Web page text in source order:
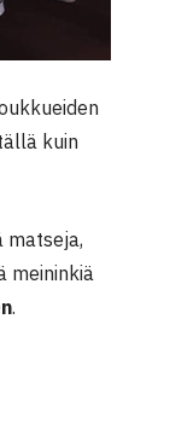
kuin
matseja,
meininkiä
.